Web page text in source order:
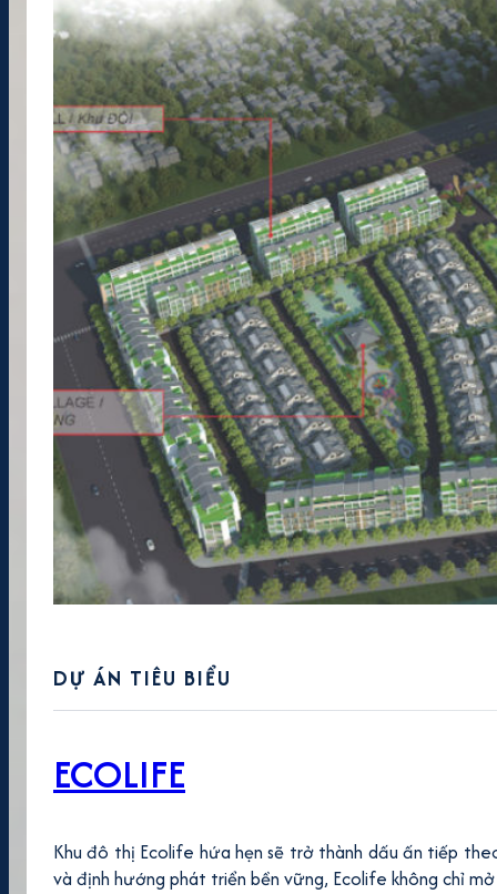
DỰ ÁN TIÊU BIỂU
ECOLIFE
Khu đô thị Ecolife hứa hẹn sẽ trở thành dấu ấn tiếp
và định hướng phát triển bền vững, Ecolife không chỉ